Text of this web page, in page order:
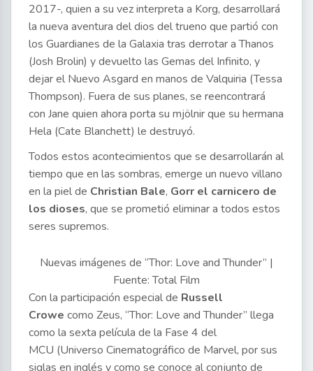
2017-, quien a su vez interpreta a Korg, desarrollará
la nueva aventura del dios del trueno que partió con
los Guardianes de la Galaxia tras derrotar a Thanos
(Josh Brolin) y devuelto las Gemas del Infinito, y
dejar el Nuevo Asgard en manos de Valquiria (Tessa
Thompson). Fuera de sus planes, se reencontrará
con Jane quien ahora porta su mjölnir que su hermana
Hela (Cate Blanchett) le destruyó.
Todos estos acontecimientos que se desarrollarán al
tiempo que en las sombras, emerge un nuevo villano
en la piel de Christian Bale, Gorr el carnicero de
los dioses, que se prometió eliminar a todos estos
seres supremos.
Nuevas imágenes de “Thor: Love and Thunder” |
Fuente: Total Film
Con la participación especial de Russell
Crowe como Zeus, “Thor: Love and Thunder” llega
como la sexta película de la Fase 4 del
MCU (Universo Cinematográfico de Marvel, por sus
siglas en inglés y como se conoce al conjunto de